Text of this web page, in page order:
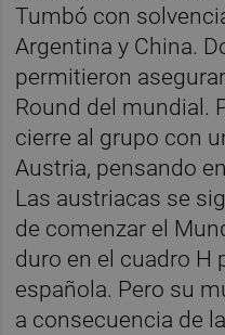
Tumbó con
Argentina y China.
permitieron
Round del mundial.
cierre al grupo con
Austria, pensando
Las austriacas se
de comenzar el
duro en el cuadro H
española. Pero su
a consecuencia de